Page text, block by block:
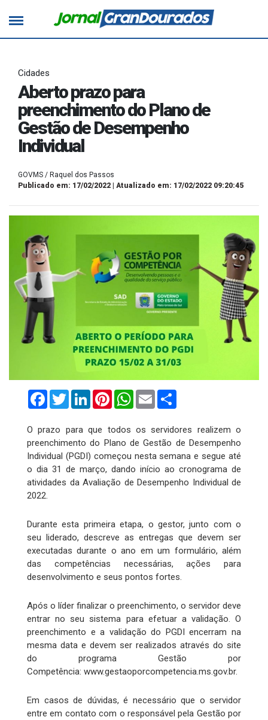
Cidades
Aberto prazo para
preenchimento do Plano de
Gestão de Desempenho
Individual
GOVMS / Raquel dos Passos
Publicado em: 17/02/2022 | Atualizado em: 17/02/2022 09:20:45
FacebookTwitterLinkedInPinterestWhatsApp
Email
O prazo para que todos os servidores realizem o
preenchimento do Plano de Gestão de Desempenho
Individual (PGDI) começou nesta semana e segue até
o dia 31 de março, dando início ao cronograma de
atividades da Avaliação de Desempenho Individual de
2022.
Durante esta primeira etapa, o gestor, junto com o
seu liderado, descreve as entregas que devem ser
executadas durante o ano em um formulário, além
das competências necessárias, ações para
desenvolvimento e seus pontos fortes.
Após o líder finalizar o preenchimento, o servidor deve
entrar no seu sistema para efetuar a validação. O
preenchimento e a validação do PGDI encerram na
mesma data e devem ser realizados através do site
do programa Gestão por
Competência: www.gestaoporcompetencia.ms.gov.br.
Em casos de dúvidas, é necessário que o servidor
entre em contato com o responsável pela Gestão por